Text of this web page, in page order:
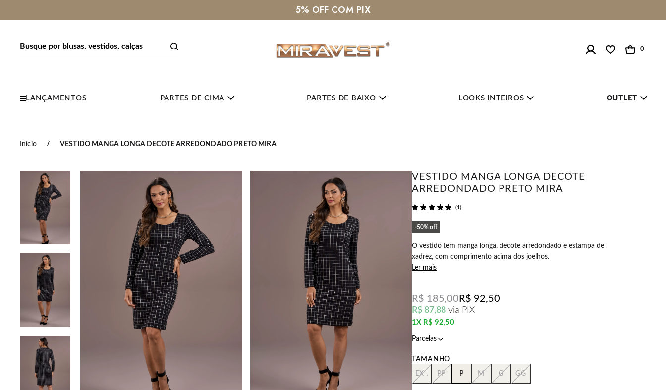
5% OFF COM PIX
0
LANÇAMENTOS PARTES DE CIMA PARTES DE BAIXO LOOKS INTEIROS OUTLET
Início VESTIDO MANGA LONGA DECOTE ARREDONDADO PRETO MIRA
VESTIDO MANGA LONGA DECOTE
ARREDONDADO PRETO MIRA
(1)
50% off
O vestido tem manga longa, decote arredondado e estampa de
xadrez, com comprimento acima dos joelhos.
Ler mais
R$ 87,88 via PIX
R$ 185,00 R$ 92,50
1X R$ 92,50
EX . PP P M G GG